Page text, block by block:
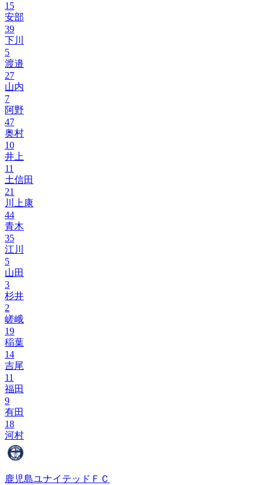
15
安部
39
下川
5
渡邉
27
山内
7
阿野
47
奥村
10
井上
11
土信田
21
川上康
44
青木
35
江川
5
山田
3
杉井
2
嵯峨
19
稲葉
14
吉尾
11
福田
9
有田
18
河村
鹿児島ユナイテッドＦＣ